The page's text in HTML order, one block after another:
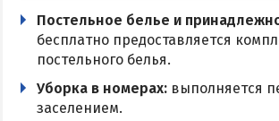
Постельное белье и
бесплатно предоставляется
постельного белья.
Уборка в номерах: выполняется
заселением.